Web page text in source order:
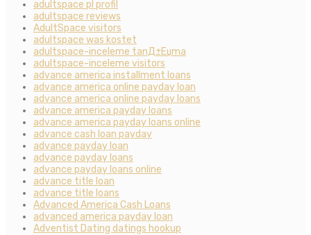
adultspace pl profil
adultspace reviews
AdultSpace visitors
adultspace was kostet
adultspace-inceleme tanД±Еџma
adultspace-inceleme visitors
advance america installment loans
advance america online payday loan
advance america online payday loans
advance america payday loans
advance america payday loans online
advance cash loan payday
advance payday loan
advance payday loans
advance payday loans online
advance title loan
advance title loans
Advanced America Cash Loans
advanced america payday loan
Adventist Dating datings hookup